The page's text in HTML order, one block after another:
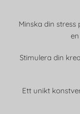
Minska din
Stimulera din
Ett unikt